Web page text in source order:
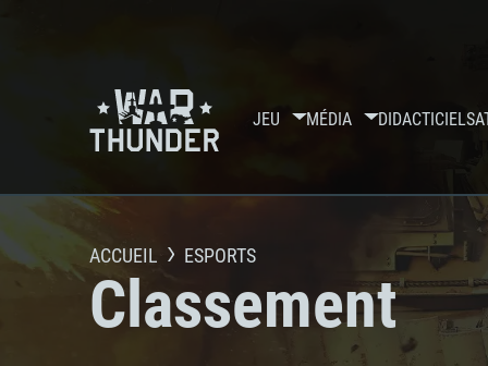
JEU MÉDIA DIDACTICIELS
ACCUEIL ESPORTS
Classement